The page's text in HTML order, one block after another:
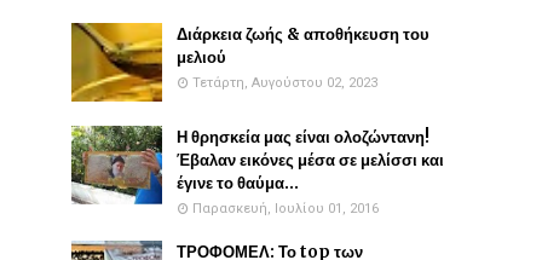
Διάρκεια ζωής & αποθήκευση του
μελιού
Τετάρτη, Αυγούστου 02, 2023
Η θρησκεία μας είναι ολοζώντανη!
Έβαλαν εικόνες μέσα σε μελίσσι και
έγινε το θαύμα...
Παρασκευή, Ιουλίου 01, 2016
ΤΡΟΦΟΜΕΛ: Το top των